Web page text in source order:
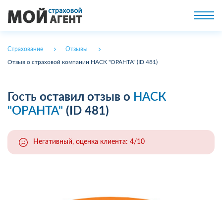
Страхование Отзывы
Отзыв о страховой компании НАСК "ОРАНТА" (ID 481)
Гость оставил отзыв о НАСК
"ОРАНТА" (ID 481)
Негативный, оценка клиента: 4/10